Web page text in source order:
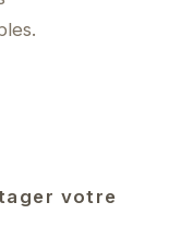
votre